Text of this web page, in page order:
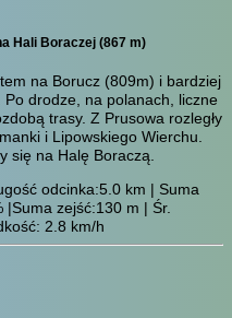
Hali Boraczej (867 m)
na Borucz (809m) i bardziej
drodze, na polanach, liczne
trasy. Z Prusowa rozległy
i Lipowskiego Wierchu.
się na Halę Boraczą.
odcinka:5.0 km | Suma
zejść:130 m | Śr.
2.8 km/h